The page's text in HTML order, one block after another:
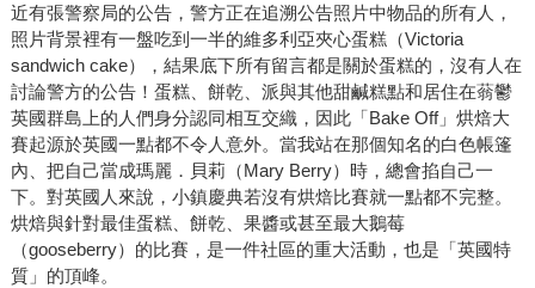
近有張警察局的公告，警方正在追溯公告照片中物品的所有人，
照片背景裡有一盤吃到一半的維多利亞夾心蛋糕（Victoria
sandwich cake），結果底下所有留言都是關於蛋糕的，沒有人在
討論警方的公告！蛋糕、餅乾、派與其他甜鹹糕點和居住在蓊鬱
英國群島上的人們身分認同相互交織，因此「Bake Off」烘焙大
賽起源於英國一點都不令人意外。當我站在那個知名的白色帳篷
內、把自己當成瑪麗．貝莉（Mary Berry）時，總會掐自己一
下。對英國人來說，小鎮慶典若沒有烘焙比賽就一點都不完整。
烘焙與針對最佳蛋糕、餅乾、果醬或甚至最大鵝莓
（gooseberry）的比賽，是一件社區的重大活動，也是「英國特
質」的頂峰。